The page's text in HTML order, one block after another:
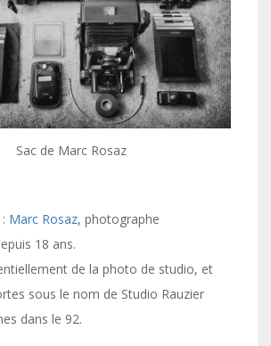
Sac de Marc Rosaz
Marc Rosaz, photographe
18 ans.
de la photo de studio, et
sous le nom de Studio Rauzier
dans le 92.